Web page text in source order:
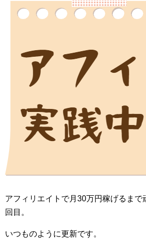
アフィリエイトで月30万円稼げるまで
回目。
いつものように更新です。